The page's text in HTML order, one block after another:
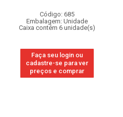
Código: 685
Embalagem: Unidade
Caixa contém 6 unidade(s)
Faça seu login ou
cadastre-se para ver
preços e comprar